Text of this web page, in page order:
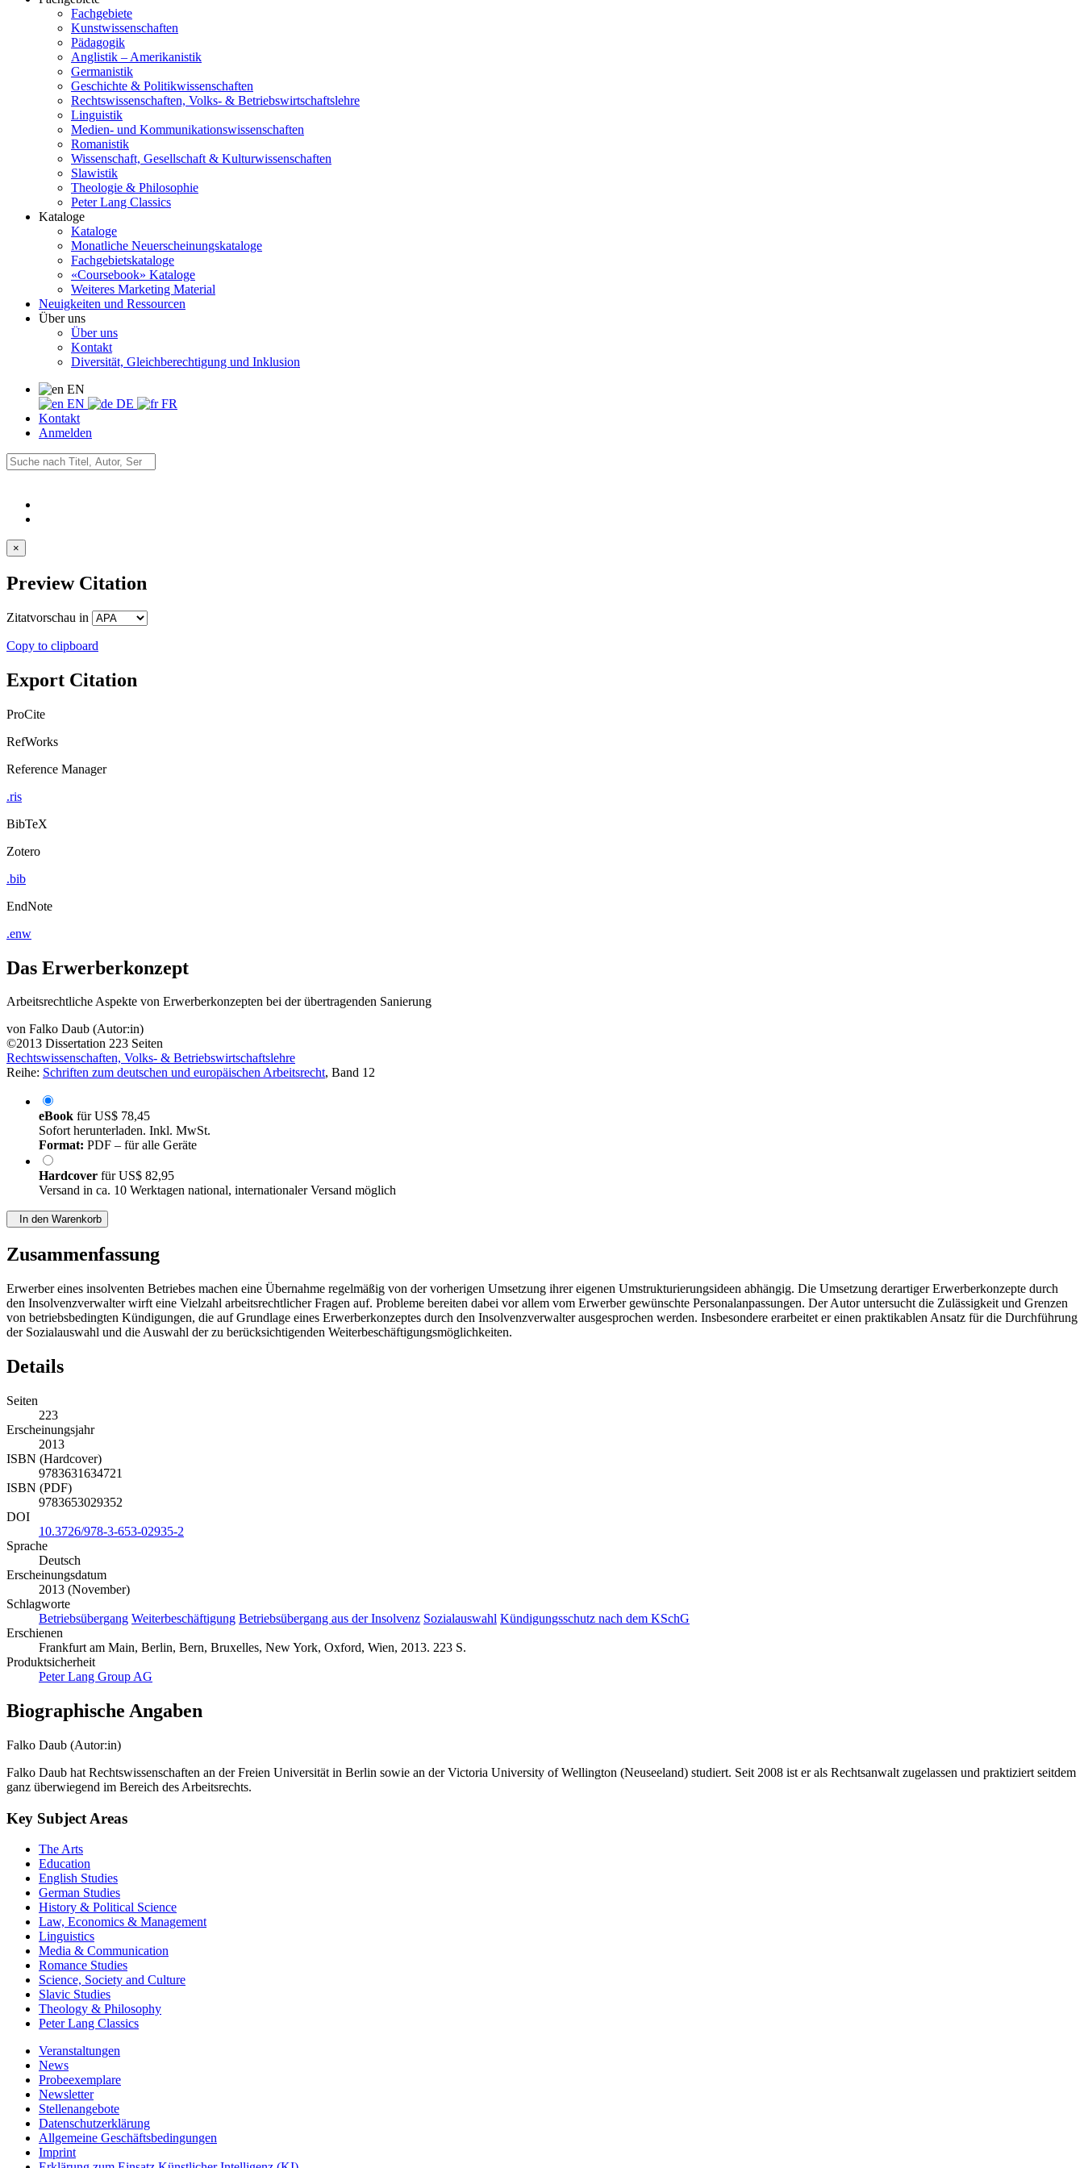
Fachgebiete
Kunstwissenschaften
Pädagogik
Anglistik – Amerikanistik
Germanistik
Geschichte & Politikwissenschaften
Rechtswissenschaften, Volks- & Betriebswirtschaftslehre
Linguistik
Medien- und Kommunikationswissenschaften
Romanistik
Wissenschaft, Gesellschaft & Kulturwissenschaften
Slawistik
Theologie & Philosophie
Peter Lang Classics
Kataloge
Kataloge
Monatliche Neuerscheinungskataloge
Fachgebietskataloge
«Coursebook» Kataloge
Weiteres Marketing Material
Neuigkeiten und Ressourcen
Über uns
Über uns
Kontakt
Diversität, Gleichberechtigung und Inklusion
EN
EN
DE
FR
Kontakt
Anmelden
×
Preview Citation
Zitatvorschau in
Copy to clipboard
Export Citation
ProCite
RefWorks
Reference Manager
.ris
BibTeX
Zotero
.bib
EndNote
.enw
Das Erwerberkonzept
Arbeitsrechtliche Aspekte von Erwerberkonzepten bei der übertragenden Sanierung
von Falko Daub (Autor:in)
©2013 Dissertation 223 Seiten
Rechtswissenschaften, Volks- & Betriebswirtschaftslehre
Reihe: Schriften zum deutschen und europäischen Arbeitsrecht, Band 12
eBook fürUS$ 78,45
Sofort herunterladen. Inkl. MwSt.
Format: PDF – für alle Geräte
Hardcover fürUS$ 82,95
Versand in ca. 10 Werktagen national, internationaler Versand möglich
In den Warenkorb
Zusammenfassung
Erwerber eines insolventen Betriebes machen eine Übernahme regelmäßig von der vorherigen Umsetzung ihrer eigenen Umstrukturierungsideen abhängig. Die Umsetzung derartiger Erwerberkonzepte durch
den Insolvenzverwalter wirft eine Vielzahl arbeitsrechtlicher Fragen auf. Probleme bereiten dabei vor allem vom Erwerber gewünschte Personalanpassungen. Der Autor untersucht die Zulässigkeit und Grenzen
von betriebsbedingten Kündigungen, die auf Grundlage eines Erwerberkonzeptes durch den Insolvenzverwalter ausgesprochen werden. Insbesondere erarbeitet er einen praktikablen Ansatz für die Durchführung
der Sozialauswahl und die Auswahl der zu berücksichtigenden Weiterbeschäftigungsmöglichkeiten.
Details
Seiten
223
Erscheinungsjahr
2013
ISBN (Hardcover)
9783631634721
ISBN (PDF)
9783653029352
DOI
10.3726/978-3-653-02935-2
Sprache
Deutsch
Erscheinungsdatum
2013 (November)
Schlagworte
Betriebsübergang Weiterbeschäftigung Betriebsübergang aus der Insolvenz Sozialauswahl Kündigungsschutz nach dem KSchG
Erschienen
Frankfurt am Main, Berlin, Bern, Bruxelles, New York, Oxford, Wien, 2013. 223 S.
Produktsicherheit
Peter Lang Group AG
Biographische Angaben
Falko Daub (Autor:in)
Falko Daub hat Rechtswissenschaften an der Freien Universität in Berlin sowie an der Victoria University of Wellington (Neuseeland) studiert. Seit 2008 ist er als Rechtsanwalt zugelassen und praktiziert seitdem
ganz überwiegend im Bereich des Arbeitsrechts.
Key Subject Areas
The Arts
Education
English Studies
German Studies
History & Political Science
Law, Economics & Management
Linguistics
Media & Communication
Romance Studies
Science, Society and Culture
Slavic Studies
Theology & Philosophy
Peter Lang Classics
Veranstaltungen
News
Probeexemplare
Newsletter
Stellenangebote
Datenschutzerklärung
Allgemeine Geschäftsbedingungen
Imprint